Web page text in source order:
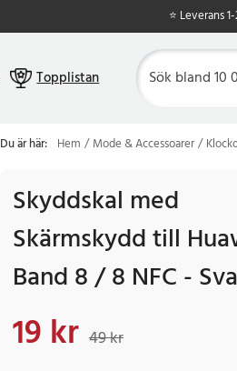
⭐ Leverans
Topplistan
Du är här: Hem Mode & Accessoarer
Skyddskal med
Skärmskydd till
Band 8 / 8 NFC -
Nuvarande pris
19 kr 49 kr